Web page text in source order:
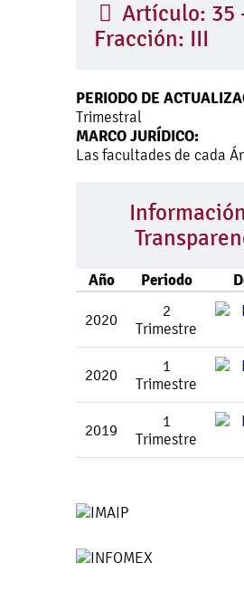
Artículo: 35
Fracción: III
PERIODO DE
Trimestral
MARCO JURÍDICO:
Las facultades de cada
Año Periodo
2020
2
Trimestre
2020
1
Trimestre
2019
1
Trimestre